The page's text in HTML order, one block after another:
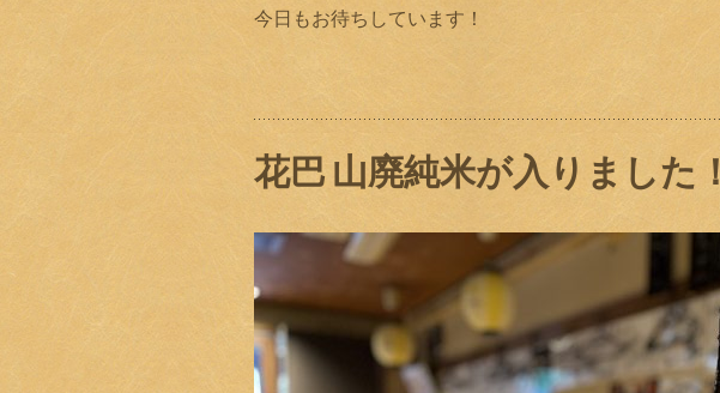
今日もお待ちしています！
花巴 山廃純米が入りました！